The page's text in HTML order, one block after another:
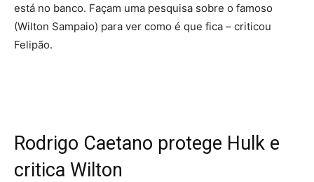
está no banco. Façam uma pesquisa sobre o famoso
(Wilton Sampaio) para ver como é que fica – criticou
Felipão.
Rodrigo Caetano protege Hulk e
critica Wilton